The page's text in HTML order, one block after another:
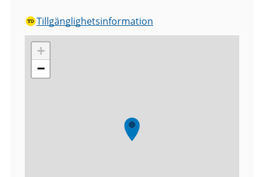
Tillgänglighetsinformation
+
−